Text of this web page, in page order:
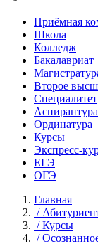
Приёмная
Школа
Колледж
Бакалавриат
Второе
Специалитет
Аспирантура
Ординатура
Курсы
Экспресс-
ЕГЭ
ОГЭ
Главная
/
/Курсы
/